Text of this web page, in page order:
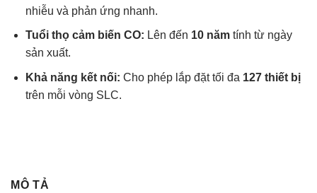
nhiễu và phản ứng nhanh.
Tuổi thọ cảm biến CO: Lên đến 10 nămtính từ ngày
sản xuất.
Khả năng kết nối: Cho phép lắp đặt tối đa 127 thiết bị
trên mỗi vòng SLC.
MÔ TẢ